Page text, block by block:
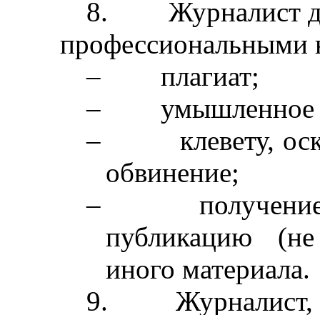
8.
Журналист
–
плагиат;
–
умышленное
–
клевету,
обвинение;
–
публикацию
иного материала.
9.
Журналист,